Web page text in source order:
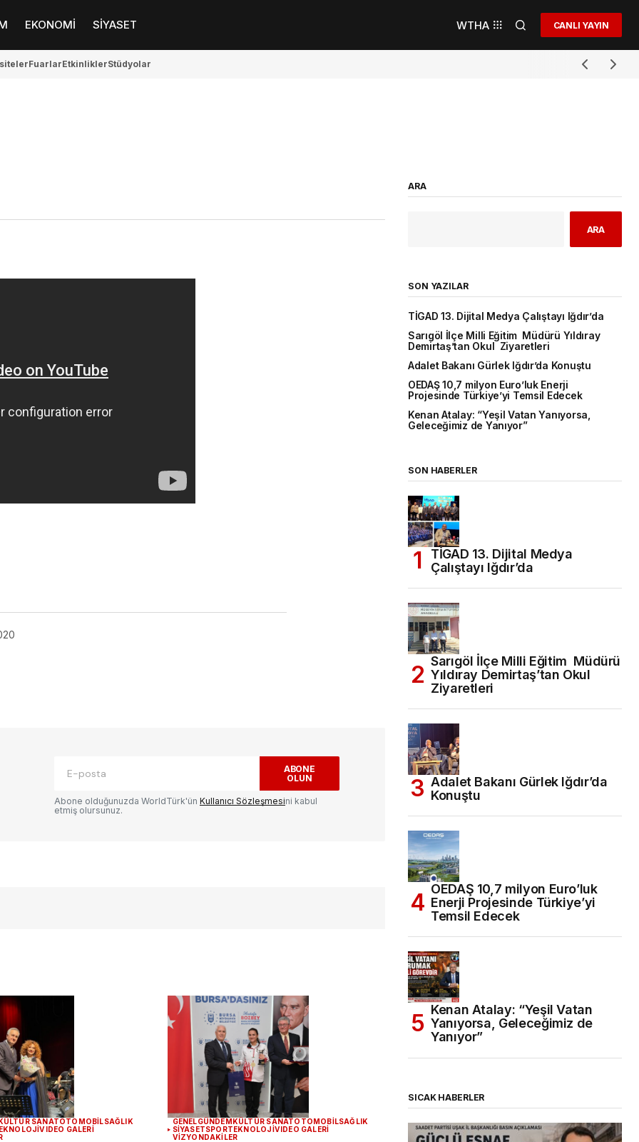
EKONOMİ SİYASET WTHA CANLI YAYIN
FuarlarEtkinliklerStüdyolar
ABONE
OLUN
Abone olduğunuzda WorldTürk'ün Kullanıcı Sözleşmesini kabul
etmiş olursunuz.
SANATOTOMOBİLSAĞLIK
VIDEO GALERİ
GENELGÜNDEMKÜLTÜR SANATOTOMOBİLSAĞLIK
SİYASETSPORTEKNOLOJİVIDEO GALERİ
VİZYONDAKİLER
ARA
ARA
SON YAZILAR
TİGAD 13. Dijital Medya Çalıştayı Iğdır’da
Sarıgöl İlçe Milli Eğitim Müdürü Yıldıray
Demirtaş’tan Okul Ziyaretleri
Adalet Bakanı Gürlek Iğdır’da Konuştu
OEDAŞ 10,7 milyon Euro’luk Enerji
Projesinde Türkiye’yi Temsil Edecek
Kenan Atalay: “Yeşil Vatan Yanıyorsa,
Geleceğimiz de Yanıyor”
SON HABERLER
TİGAD 13. Dijital Medya
Çalıştayı Iğdır’da
Sarıgöl İlçe Milli Eğitim Müdürü
Yıldıray Demirtaş’tan Okul
Ziyaretleri
Adalet Bakanı Gürlek Iğdır’da
Konuştu
OEDAŞ 10,7 milyon Euro’luk
Enerji Projesinde Türkiye’yi
Temsil Edecek
Kenan Atalay: “Yeşil Vatan
Yanıyorsa, Geleceğimiz de
Yanıyor”
SICAK HABERLER